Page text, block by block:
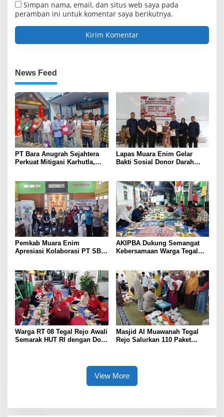
Simpan nama, email, dan situs web saya pada
peramban ini untuk komentar saya berikutnya.
News Feed
PT Bara Anugrah Sejahtera
Perkuat Mitigasi Karhutla,
Lapas Muara Enim Gelar
Bakti Sosial Donor Darah
Pemkab Muara Enim
Apresiasi Kolaborasi PT SBS
AKIPBA Dukung Semangat
Kebersamaan Warga Tegal
Warga RT 08 Tegal Rejo Awali
Semarak HUT RI dengan Doa
Masjid Al Muawanah Tegal
Rejo Salurkan 110 Paket
View More